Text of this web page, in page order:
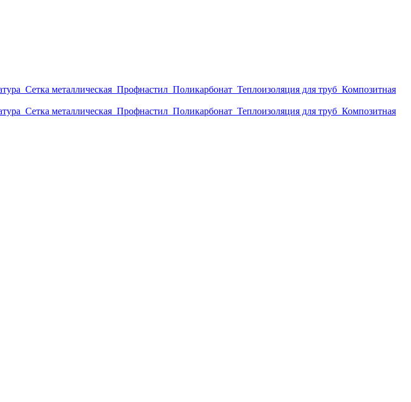
Сетка металлическая Профнастил Поликарбонат Теплоизоляция для труб Композитная
Сетка металлическая Профнастил Поликарбонат Теплоизоляция для труб Композитная